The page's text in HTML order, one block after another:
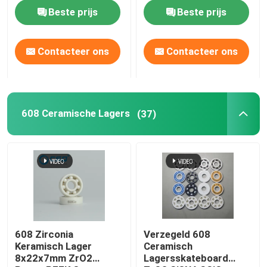
Kwaliteitscontrole
Neem contact met ons op
Verzoek om een Citaat
Ceramische Kogellagers
608 Ceramische Lagers
Beste prijs
Contacteer ons
Beste prijs
Contacteer ons
608 Ceramische Lagers (37)
608 Zirconia
Keramisch Lager
8x22x7mm ZrO2
Verzegeld 608
Ceramisch
Lagersskateboard